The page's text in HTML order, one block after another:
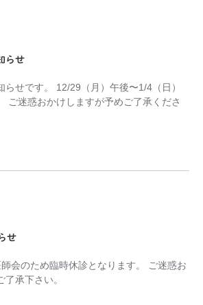
らせ
らせです。 12/29（月）午後〜1/4（日）
ご迷惑おかけしますが予めご了承くださ
せ
会のため臨時休診となります。 ご迷惑お
承下さい。